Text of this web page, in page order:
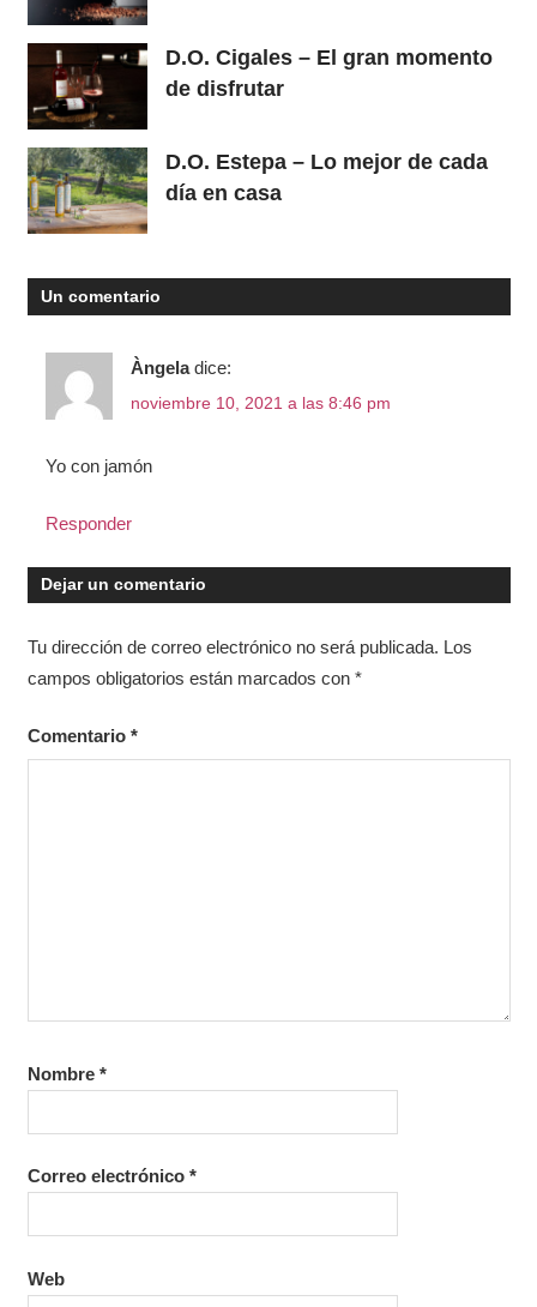
D.O. Cigales – El gran momento
de disfrutar
D.O. Estepa – Lo mejor de cada
día en casa
Un comentario
Àngela dice:
noviembre 10, 2021 a las 8:46 pm
Yo con jamón
Responder
Dejar un comentario
Tu dirección de correo electrónico no será publicada. Los
campos obligatorios están marcados con *
Comentario *
Nombre *
Correo electrónico *
Web